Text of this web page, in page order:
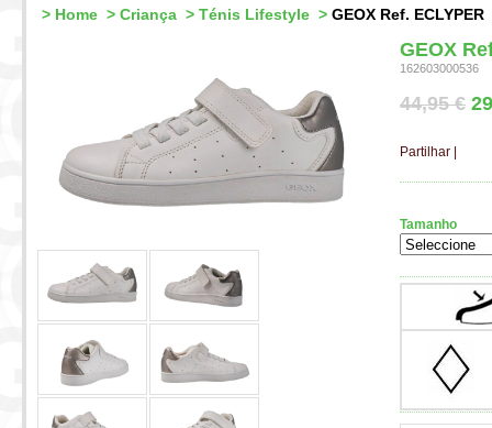
> Home > Criança > Ténis Lifestyle > GEOX Ref. ECLYPER
GEOX
162603000536
44,95 €
Partilhar
Tamanho